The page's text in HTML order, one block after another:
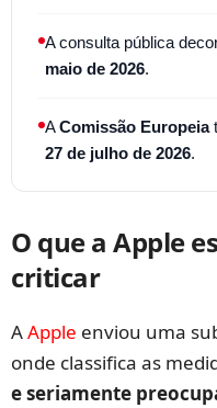
A consulta pública
maio de 2026.
AComissão Europeia
27 de julho de 2026.
O que a Apple
criticar
AApple enviou uma
onde classifica as
e seriamente